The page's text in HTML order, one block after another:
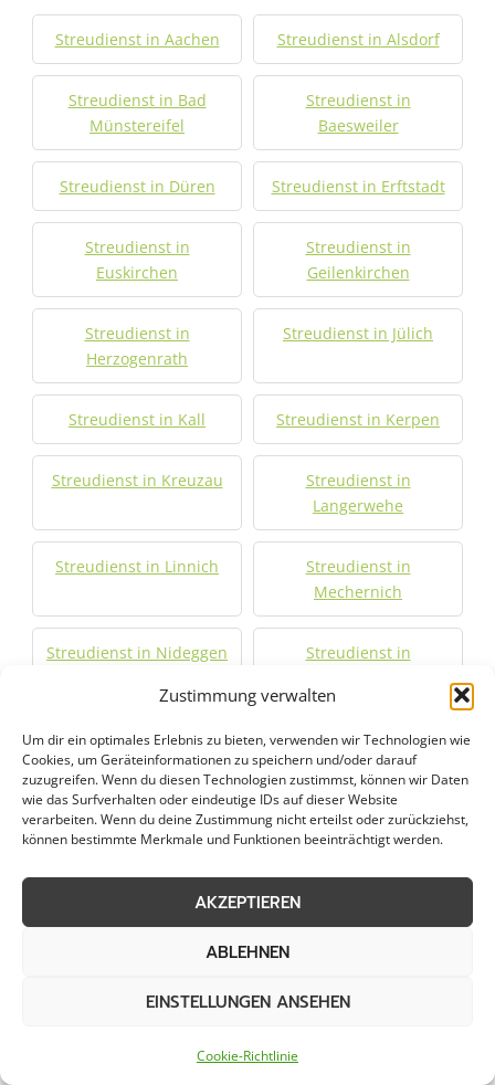
Zustimmung verwalten
Um dir ein optimales Erlebnis zu bieten, verwenden wir Technologien wie
Cookies, um Geräteinformationen zu speichern und/oder darauf
zuzugreifen. Wenn du diesen Technologien zustimmst, können wir Daten
wie das Surfverhalten oder eindeutige IDs auf dieser Website
verarbeiten. Wenn du deine Zustimmung nicht erteilst oder zurückziehst,
können bestimmte Merkmale und Funktionen beeinträchtigt werden.
AKZEPTIEREN
ABLEHNEN
EINSTELLUNGEN ANSEHEN
Cookie-Richtlinie
Streudienst in Aachen Streudienst in Alsdorf
Streudienst in Bad
Münstereifel
Streudienst in
Baesweiler
Streudienst in Düren Streudienst in Erftstadt
Streudienst in
Euskirchen
Streudienst in
Geilenkirchen
Streudienst in
Herzogenrath
Streudienst in Jülich
Streudienst in Kall Streudienst in Kerpen
Streudienst in Kreuzau
Streudienst in
Langerwehe
Streudienst in Linnich
Streudienst in
Mechernich
Streudienst in Nideggen
Streudienst in
Streudienst in Nörvenich Streudienst in Schleiden
Streudienst in
Simmerath
Streudienst in Stolberg
Jetzt Anfrage stellen